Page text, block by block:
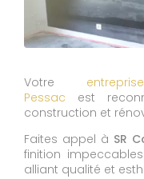
Votre
Pessac est
construction et
Faites appel à SR
finition
alliant qualité et